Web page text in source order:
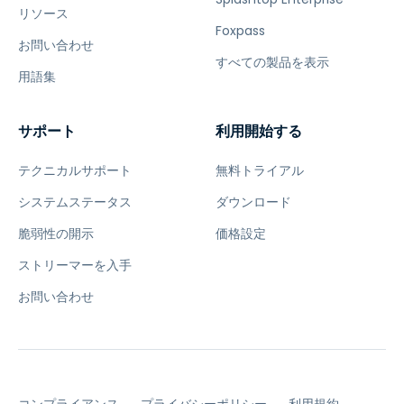
リソース
お問い合わせ
用語集
Foxpass
すべての製品を表示
サポート
テクニカルサポート
システムステータス
脆弱性の開示
ストリーマーを入手
お問い合わせ
利用開始する
無料トライアル
ダウンロード
価格設定